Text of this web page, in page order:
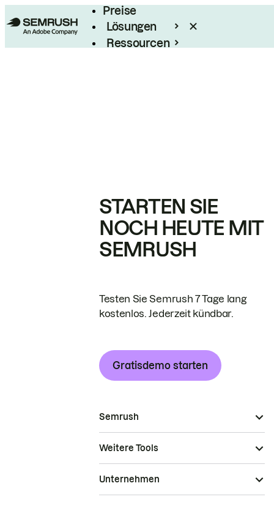
Preise
Lösungen
Ressourcen
STARTEN SIE
NOCH HEUTE MIT
SEMRUSH
Testen Sie Semrush 7 Tage lang
kostenlos. Jederzeit kündbar.
Gratisdemo starten
Semrush
Weitere Tools
Unternehmen